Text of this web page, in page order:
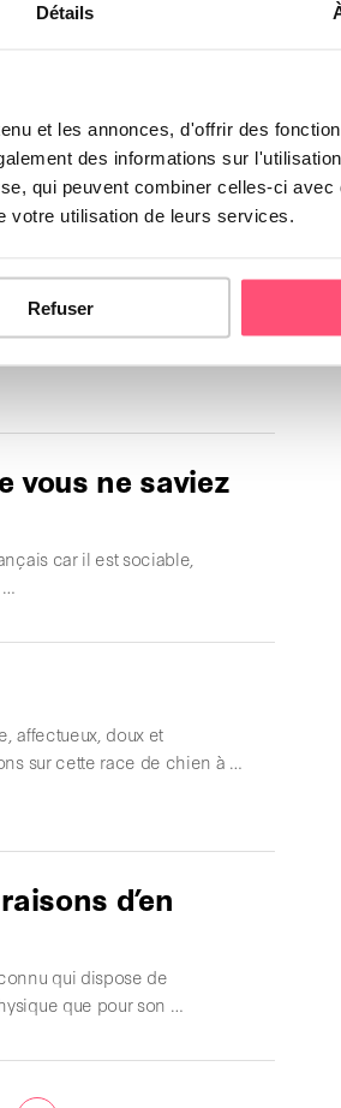
Détails
et les annonces, d'offrir des
des informations sur
qui peuvent combiner celles-ci
votre utilisation de leurs services.
Refuser
: 20
allez adorer !
compromis lorsqu'on
de contraintes nous …
et affectueux. Découvrez
vous ne saviez
car il est sociable,
…
affectueux, doux et
sur cette race de chien à …
d’en
qui dispose de
que pour son …